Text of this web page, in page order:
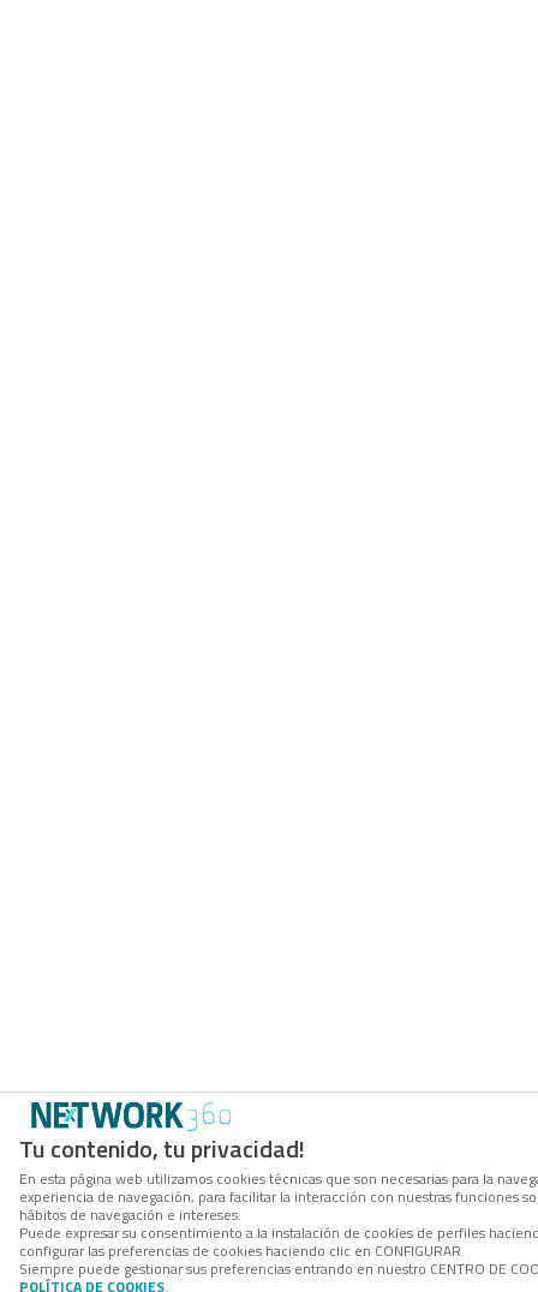
Tu contenido, tu privacidad!
En esta página web utilizamos cookies técnicas que son necesarias para la
experiencia de navegación, para facilitar la interacción con nuestras funciones
hábitos de navegación e intereses.
Puede expresar su consentimiento a la instalación de cookies de perfiles
configurar las preferencias de cookies haciendo clic en CONFIGURAR.
Siempre puede gestionar sus preferencias entrando en nuestro CENTRO DE
POLÍTICA DE COOKIES.